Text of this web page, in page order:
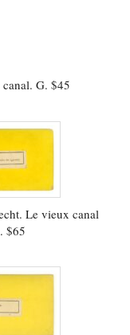
G. $45
Le vieux canal
$65